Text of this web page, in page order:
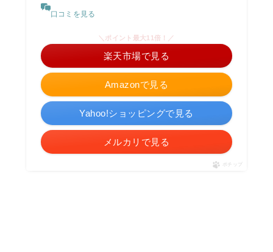
口コミを見る
Amazonで見る
＼ポイント最大11倍！／
楽天市場で見る
Yahoo!ショッピングで見る
メルカリで見る
ポチップ